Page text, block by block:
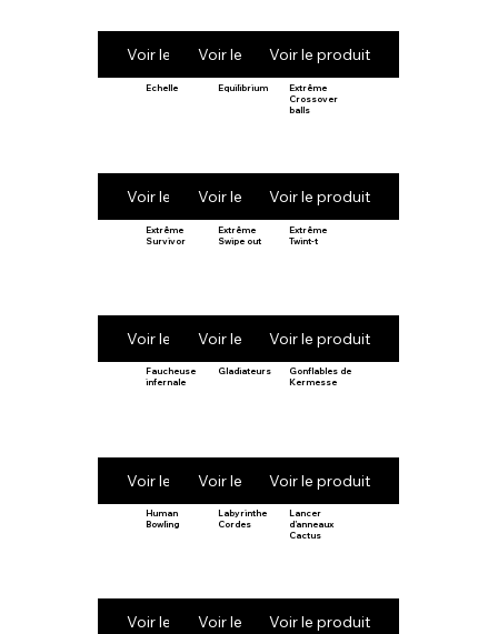
Voir le produitVoir le produitVoir le produit
Echelle
Voir le produit
Equilibrium
Voir le produit
Extrême
Crossover
balls
Voir le produit
Extrême
Survivor
Voir le produit
Extrême
Swipe out
Voir le produit
Extrême
Twint-t
Voir le produit
Faucheuse
infernale
Voir le produit
Gladiateurs
Voir le produit
Gonflables de
Kermesse
Voir le produit
Human
Bowling
Voir le produit
Labyrinthe
Cordes
Voir le produit
Lancer
d’anneaux
Cactus
Voir le produit